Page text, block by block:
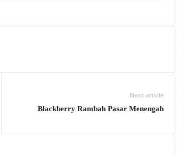
Next article
Blackberry Rambah Pasar Menengah